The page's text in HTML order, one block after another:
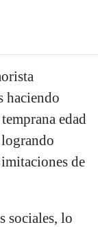
Icon
haciendo
edad
de
sociales, lo